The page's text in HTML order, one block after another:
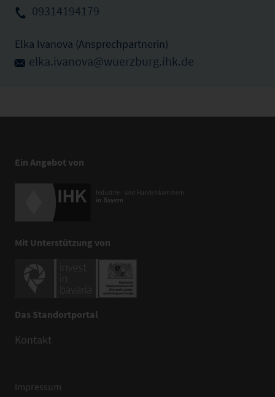
09314194179
Elka Ivanova (Ansprechpartnerin)
elka.ivanova@wuerzburg.ihk.de
Ein Angebot von
Mit Unterstützung von
Das Standortportal
Kontakt
Impressum